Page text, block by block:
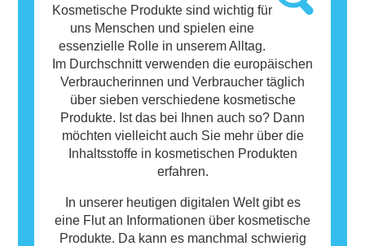
Allergie auslösen können. Das bedeutet
jedoch nicht, dass das Produkt für andere
Personen nicht sicher ist.
Kosmetische Produkte sind wichtig für
uns Menschen und spielen eine
essenzielle Rolle in unserem Alltag.
Im Durchschnitt verwenden die europäischen
Verbraucherinnen und Verbraucher täglich
über sieben verschiedene kosmetische
Produkte. Ist das bei Ihnen auch so? Dann
möchten vielleicht auch Sie mehr über die
Inhaltsstoffe in kosmetischen Produkten
erfahren.
In unserer heutigen digitalen Welt gibt es
eine Flut an Informationen über kosmetische
Produkte. Da kann es manchmal schwierig